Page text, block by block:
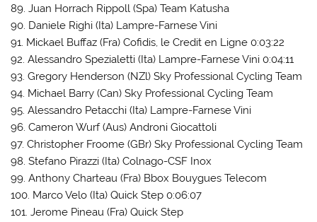
89. Juan Horrach Rippoll (Spa) Team Katusha
90. Daniele Righi (Ita) Lampre-Farnese Vini
91. Mickael Buffaz (Fra) Cofidis, le Credit en Ligne 0:03:22
92. Alessandro Spezialetti (Ita) Lampre-Farnese Vini 0:04:11
93. Gregory Henderson (NZl) Sky Professional Cycling Team
94. Michael Barry (Can) Sky Professional Cycling Team
95. Alessandro Petacchi (Ita) Lampre-Farnese Vini
96. Cameron Wurf (Aus) Androni Giocattoli
97. Christopher Froome (GBr) Sky Professional Cycling Team
98. Stefano Pirazzi (Ita) Colnago-CSF Inox
99. Anthony Charteau (Fra) Bbox Bouygues Telecom
100. Marco Velo (Ita) Quick Step 0:06:07
101. Jerome Pineau (Fra) Quick Step